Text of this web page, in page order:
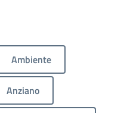
Ambiente
Anziano